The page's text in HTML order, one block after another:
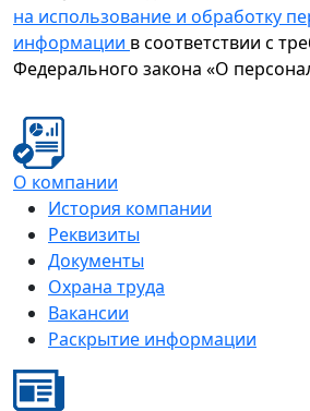
на использование и обработку
информации в соответствии с
Федерального закона «О
О компании
История компании
Реквизиты
Документы
Охрана труда
Вакансии
Раскрытие информации